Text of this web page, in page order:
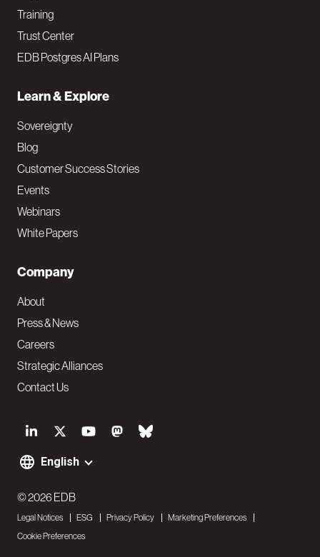
S
o
i
a
English
Training
Trust Center
EDB Postgres AI Plans
Learn & Explore
Sovereignty
Blog
Customer Success Stories
Events
Webinars
White Papers
Company
About
Press & News
Careers
Strategic Alliances
Contact Us
F
o
o
© 2026 EDB
Legal Notices ESG Privacy Policy
Marketing Preferences
Cookie Preferences